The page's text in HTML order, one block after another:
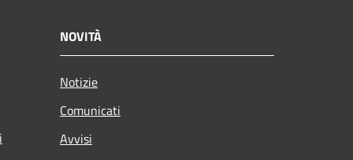
NOVITÀ
Notizie
Comunicati
Avvisi